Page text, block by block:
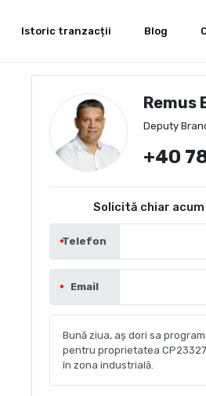
Istoric tranzacții Blog
Remus
Deputy
+40
Solicită chiar
Telefon
Email